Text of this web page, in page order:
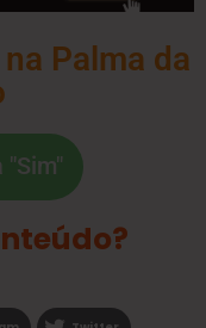
Palma da
"Sim"